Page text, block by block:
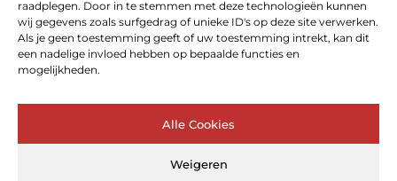
raadplegen. Door in te stemmen met deze technologieën kunnen
wij gegevens zoals surfgedrag of unieke ID's op deze site verwerken.
Als je geen toestemming geeft of uw toestemming intrekt, kan dit
een nadelige invloed hebben op bepaalde functies en
mogelijkheden.
Alle Cookies
Weigeren
Ontdek een brede verzameling blogs en artikelen die je helpen
om het meeste uit elke dag te halen, met praktische adviezen
en verrassende inzichten.
Bericht categorie
Main Links